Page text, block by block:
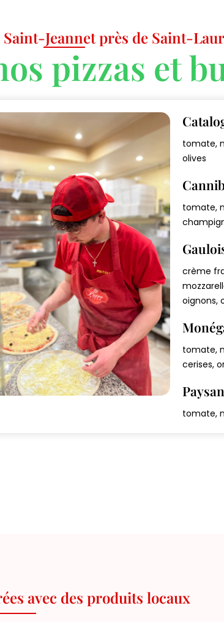
Saint-Jeannet près de Saint-
pizzas et
tomate,
olives
tomate,
crème
oignons,
tomate,
cerises,
tomate,
avec des produits locaux